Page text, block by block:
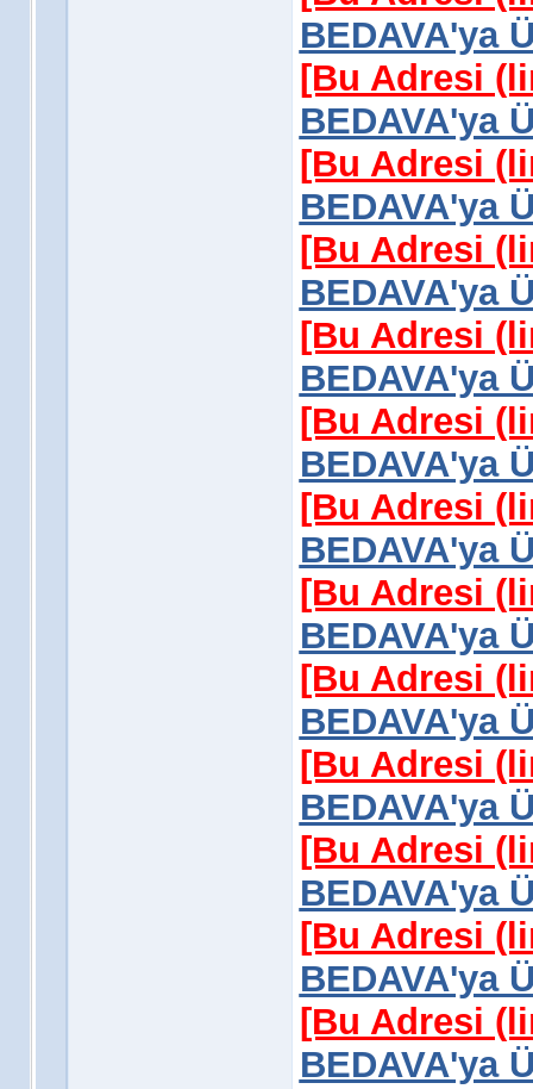
BEDAVA'ya
[Bu Adresi
BEDAVA'ya
[Bu Adresi
BEDAVA'ya
[Bu Adresi
BEDAVA'ya
[Bu Adresi
BEDAVA'ya
[Bu Adresi
BEDAVA'ya
[Bu Adresi
BEDAVA'ya
[Bu Adresi
BEDAVA'ya
[Bu Adresi
BEDAVA'ya
[Bu Adresi
BEDAVA'ya
[Bu Adresi
BEDAVA'ya
[Bu Adresi
BEDAVA'ya
[Bu Adresi
BEDAVA'ya